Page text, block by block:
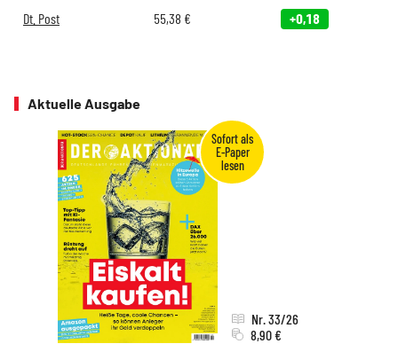
Dt. Post 55,38 € +0,18
Aktuelle Ausgabe
Nr. 33/26
8,90 €